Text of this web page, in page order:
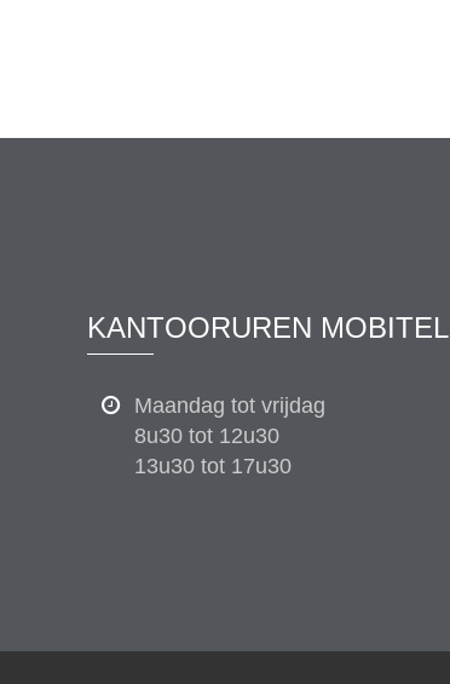
KANTOORUREN MOBITEL
Maandag tot vrijdag
8u30 tot 12u30
13u30 tot 17u30